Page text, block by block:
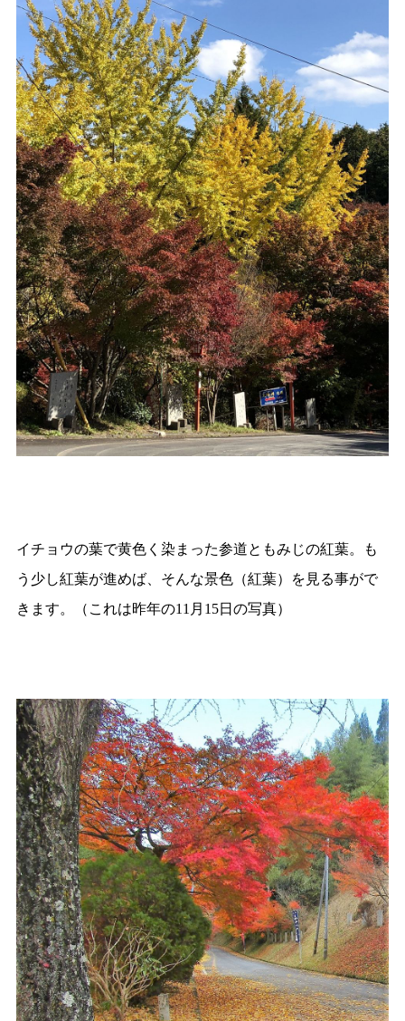
イチョウの葉で黄色く染まった参道ともみじの紅葉。も
う少し紅葉が進めば、そんな景色（紅葉）を見る事がで
きます。（これは昨年の11 月 15日の写真）